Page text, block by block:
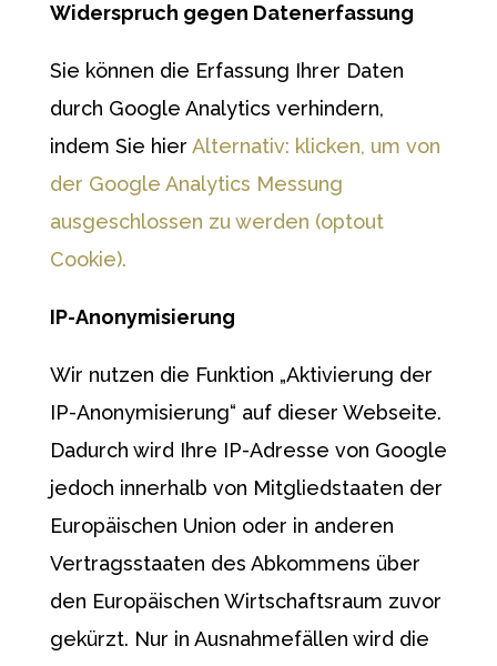
Widerspruch gegen Datenerfassung
Sie können die Erfassung Ihrer Daten
durch Google Analytics verhindern,
indem Sie hier Alternativ: klicken, um von
der Google Analytics Messung
ausgeschlossen zu werden (optout
Cookie).
IP-Anonymisierung
Wir nutzen die Funktion „Aktivierung der
IP-Anonymisierung“ auf dieser Webseite.
Dadurch wird Ihre IP-Adresse von Google
jedoch innerhalb von Mitgliedstaaten der
Europäischen Union oder in anderen
Vertragsstaaten des Abkommens über
den Europäischen Wirtschaftsraum zuvor
gekürzt. Nur in Ausnahmefällen wird die